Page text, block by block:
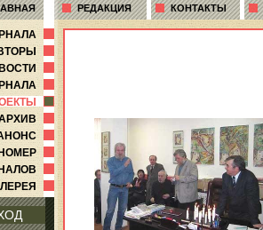
РЕДАКЦИЯ КОНТАКТЫ
НОМЕР